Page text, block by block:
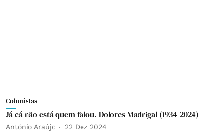
Colunistas
Já cá não está quem falou. Dolores Madrigal (1934-2024)
António Araújo 22 Dez 2024